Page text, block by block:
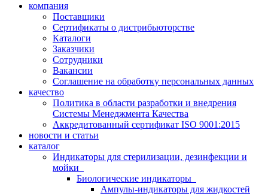
компания
Поставщики
Сертификаты о дистрибьюторстве
Каталоги
Заказчики
Сотрудники
Вакансии
Соглашение на обработку персональных данных
качество
Политика в области разработки и внедрения
Системы Менеджмента Качества
Аккредитованный сертификат ISO 9001:2015
новости и статьи
каталог
Индикаторы для стерилизации, дезинфекции и
мойки
Биологические индикаторы
Ампулы-индикаторы для жидкостей